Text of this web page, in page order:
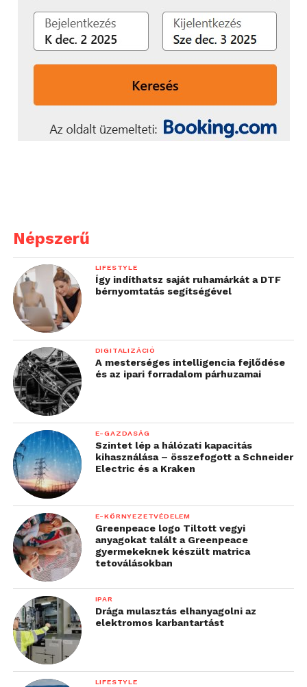
Népszerű
LIFESTYLE
Így indíthatsz saját ruhamárkát a DTF
bérnyomtatás segítségével
DIGITALIZÁCIÓ
A mesterséges intelligencia fejlődése
és az ipari forradalom párhuzamai
E-GAZDASÁG
Szintet lép a hálózati kapacitás
kihasználása – összefogott a Schneider
Electric és a Kraken
E-KÖRNYEZETVÉDELEM
Greenpeace logo Tiltott vegyi
anyagokat talált a Greenpeace
gyermekeknek készült matrica
tetoválásokban
IPAR
Drága mulasztás elhanyagolni az
elektromos karbantartást
LIFESTYLE